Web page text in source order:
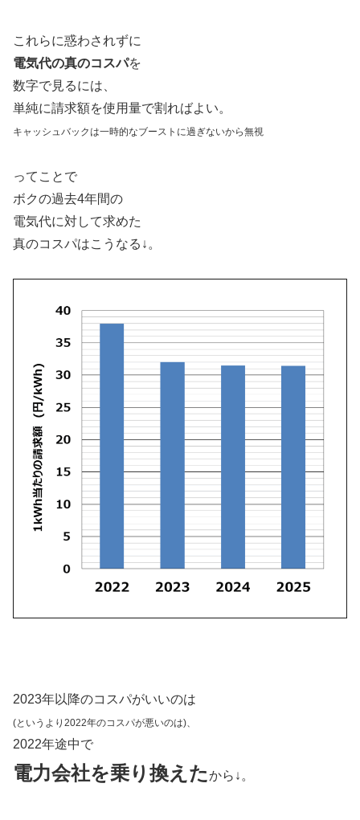
これらに惑わされずに
電気代の真のコスパを
数字で見るには、
単純に請求額を使用量で割ればよい。
キャッシュバックは一時的なブーストに過ぎないから無視
ってことで
ボクの過去4年間の
電気代に対して求めた
真のコスパはこうなる↓。
2023年以降のコスパがいいのは
(というより2022年のコスパが悪いのは)、
2022年途中で
電力会社を乗り換えたから↓。